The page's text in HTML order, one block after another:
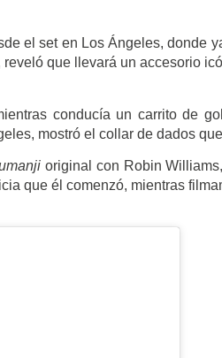
el set en Los Ángeles, donde
que llevará un accesorio
conducía un carrito de
mostró el collar de dados
original con Robin
que él comenzó, mientras